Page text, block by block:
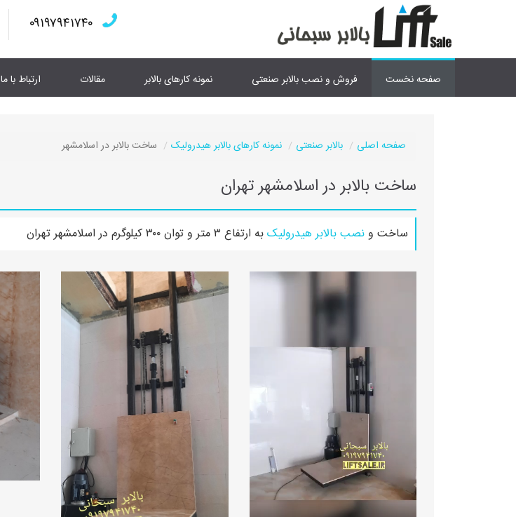
۰۹۱۹۷۹۴۱۷۴۰
صفحه نخست فروش و نصب بالابر صنعتی نمونه کارهای بالابر مقالات ارتباط با ما
صفحه اصلی بالابر صنعتی نمونه کارهای بالابر هیدرولیک ساخت بالابر در اسلامشهر
ساخت بالابر در اسلامشهر تهران
ساخت ونصب بالابر هیدرولیکبه ارتفاع ۳ متر و توان ۳۰۰ کیلوگرم در اسلامشهر تهران